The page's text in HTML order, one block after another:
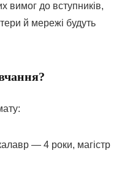
вимог до вступників,
й мережі будуть
— 4 роки, магістр